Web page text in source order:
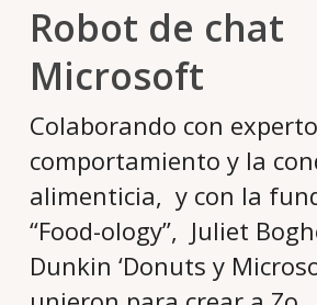
Robot de chat
Microsoft
Colaborando con
comportamiento y la
alimenticia, y con la
“Food-ology”, Juliet
Dunkin ‘Donuts y